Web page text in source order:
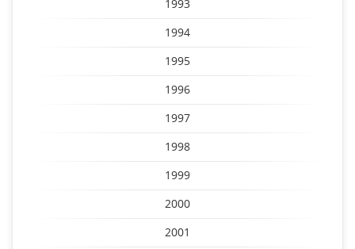
1993
1994
1995
1996
1997
1998
1999
2000
2001